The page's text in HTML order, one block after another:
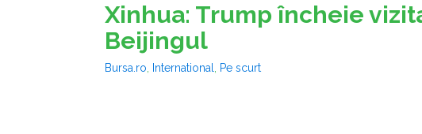
Xinhua: Trump încheie
Beijingul
Bursa.ro International Pe scurt